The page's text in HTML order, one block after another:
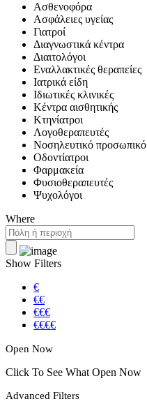
Ασθενοφόρα
Ασφάλειες υγείας
Γιατροί
Διαγνωστικά κέντρα
Διαιτολόγοι
Εναλλακτικές θεραπείες
Ιατρικά είδη
Ιδιωτικές κλινικές
Κέντρα αισθητικής
Κτηνίατροι
Λογοθεραπευτές
Νοσηλευτικό προσωπικό
Οδοντίατροι
Φαρμακεία
Φυσιοθεραπευτές
Ψυχολόγοι
Where
Show Filters
€
€€
€€€
€€€€
Open Now
Click To See What Open Now
Advanced Filters